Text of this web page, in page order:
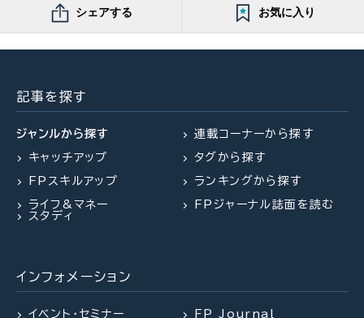
シェアする お気に入り
記事を探す
ジャンルから探す
キャッチアップ
FPスキルアップ
ライフ&マネー
スタディ
連載コーナーから探す
タグから探す
ランキングから探す
FPジャーナル誌面を読む
インフォメーション
イベント・セミナー
FP Journal